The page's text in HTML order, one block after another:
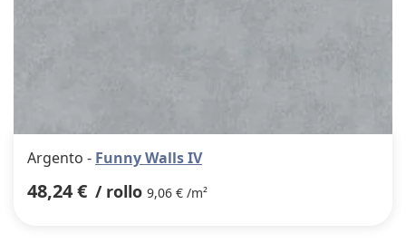
Argento - Funny Walls IV
48,24 € / rollo 9,06 € /m²